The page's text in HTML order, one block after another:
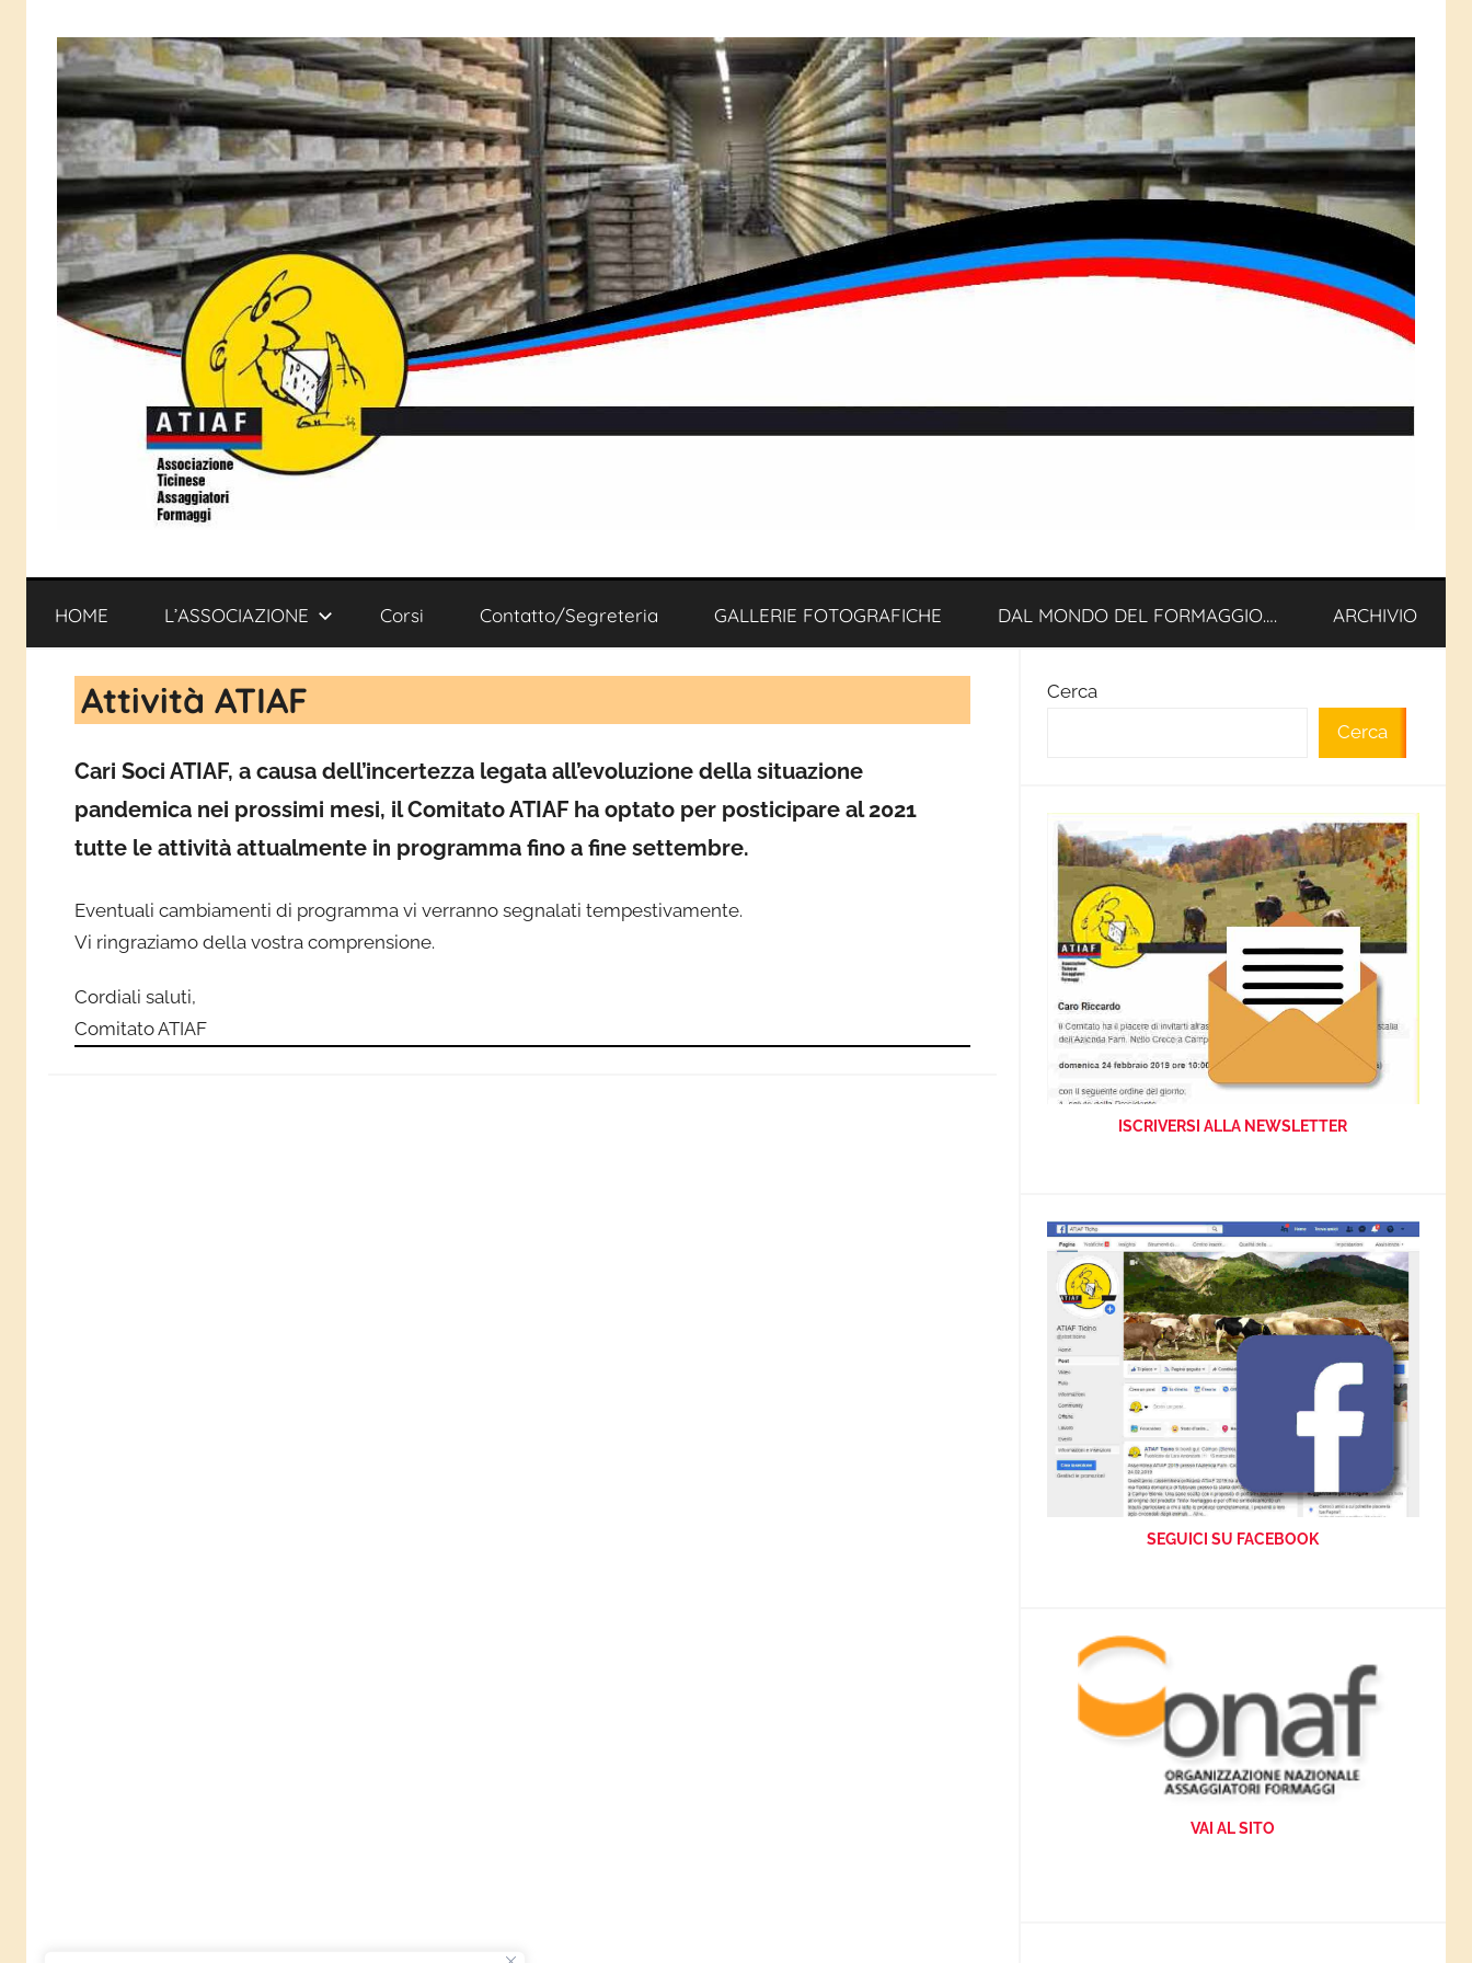
contenuto
ATIAF
Ticinese
Assaggiatori
HOME L’ASSOCIAZIONE Corsi Contatto/Segreteria GALLERIE FOTOGRAFICHE DAL MONDO DEL FORMAGGIO…. ARCHIVIO
Attività ATIAF
Cari Soci ATIAF, a causa dell’incertezza legata all’evoluzione della situazione
pandemica nei prossimi mesi, il Comitato ATIAF ha optato per posticipare al 2021
tutte le attività attualmente in programma fino a fine settembre.
Eventuali cambiamenti di programma vi verranno segnalati tempestivamente.
Vi ringraziamo della vostra comprensione.
Cordiali saluti,
Comitato ATIAF
Cerca
Cerca
ISCRIVERSI ALLA NEWSLETTER
SEGUICI SU FACEBOOK
VAI AL SITO